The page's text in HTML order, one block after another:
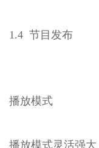
1.4 节目发布
播放模式
播放模式灵活强